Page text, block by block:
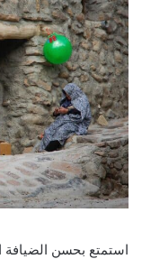
استمتع بحسن الضيافة